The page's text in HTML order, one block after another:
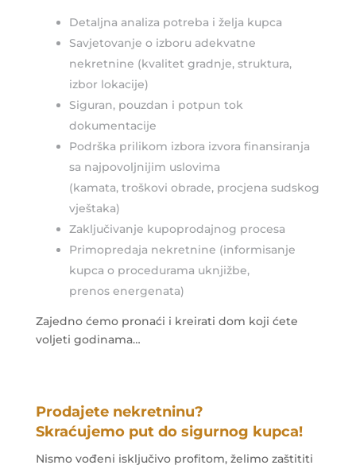
Detaljna analiza potreba i želja kupca
Savjetovanje o izboru adekvatne
nekretnine (kvalitet gradnje, struktura,
izbor lokacije)
Siguran, pouzdan i potpun tok
dokumentacije
Podrška prilikom izbora izvora finansiranja
sa najpovoljnijim uslovima
(kamata, troškovi obrade, procjena sudskog
vještaka)
Zaključivanje kupoprodajnog procesa
Primopredaja nekretnine (informisanje
kupca o procedurama uknjižbe,
prenos energenata)
Zajedno ćemo pronaći i kreirati dom koji ćete
voljeti godinama…
Prodajete nekretninu?
Skraćujemo put do sigurnog kupca!
Nismo vođeni isključivo profitom, želimo zaštititi